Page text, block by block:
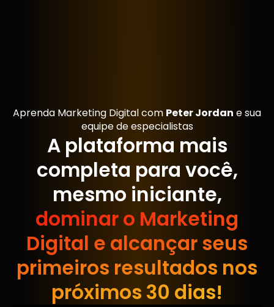
Aprenda Marketing Digital com Peter Jordan e sua
equipe de especialistas
A plataforma mais
completa para você,
mesmo iniciante,
dominar o Marketing
Digital e alcançar seus
primeiros resultados nos
próximos 30 dias!